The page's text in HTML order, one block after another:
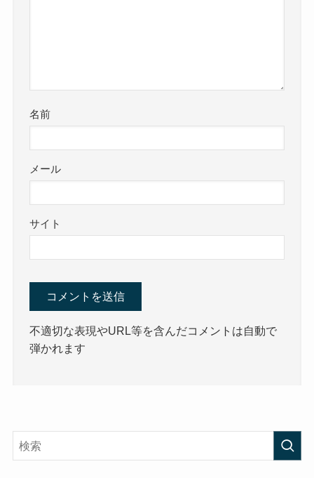
名前
メール
サイト
不適切な表現やURL等を含んだコメントは自動で
弾かれます